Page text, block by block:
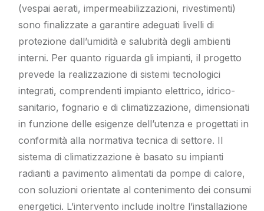
(vespai aerati, impermeabilizzazioni, rivestimenti)
sono finalizzate a garantire adeguati livelli di
protezione dall’umidità e salubrità degli ambienti
interni. Per quanto riguarda gli impianti, il progetto
prevede la realizzazione di sistemi tecnologici
integrati, comprendenti impianto elettrico, idrico-
sanitario, fognario e di climatizzazione, dimensionati
in funzione delle esigenze dell’utenza e progettati in
conformità alla normativa tecnica di settore. Il
sistema di climatizzazione è basato su impianti
radianti a pavimento alimentati da pompe di calore,
con soluzioni orientate al contenimento dei consumi
energetici. L’intervento include inoltre l’installazione